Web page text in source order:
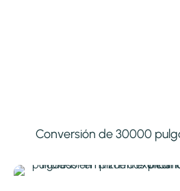
Conversión de 30000